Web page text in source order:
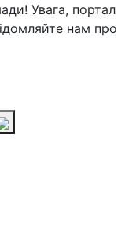
Увага, портал
нам про